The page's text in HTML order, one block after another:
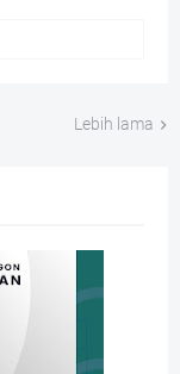
Lebih lama